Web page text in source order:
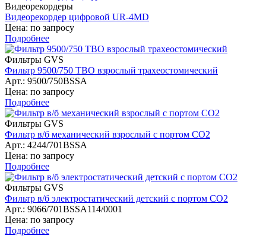
Видеорекордеры
Видеорекордер цифровой UR-4MD
Цена: по запросу
Подробнее
Фильтры GVS
Фильтр 9500/750 ТВО взрослый трахеостомический
Арт.: 9500/750BSSA
Цена: по запросу
Подробнее
Фильтры GVS
Фильтр в/б механический взрослый с портом СО2
Арт.: 4244/701BSSA
Цена: по запросу
Подробнее
Фильтры GVS
Фильтр в/б электростатический детский с портом СО2
Арт.: 9066/701BSSA114/0001
Цена: по запросу
Подробнее